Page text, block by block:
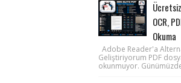
OCR,
Okuma
Adobe Reader'a
Geliştiriyorum PDF
okunmuyor.